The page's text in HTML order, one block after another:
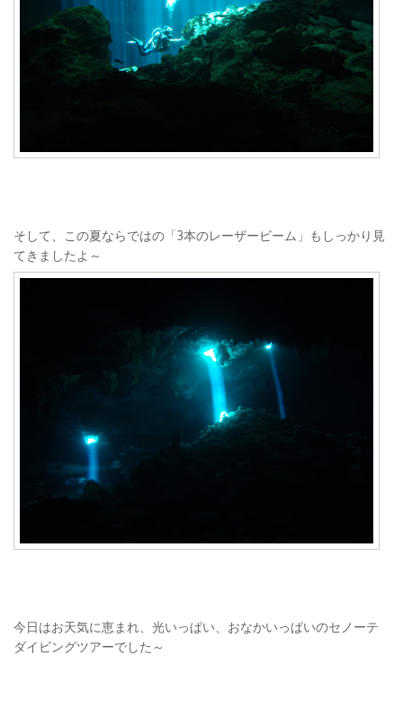
そして、この夏ならではの「3本のレーザービーム」もしっかり見
てきましたよ～
今日はお天気に恵まれ、光いっぱい、おなかいっぱいのセノーテ
ダイビングツアーでした～